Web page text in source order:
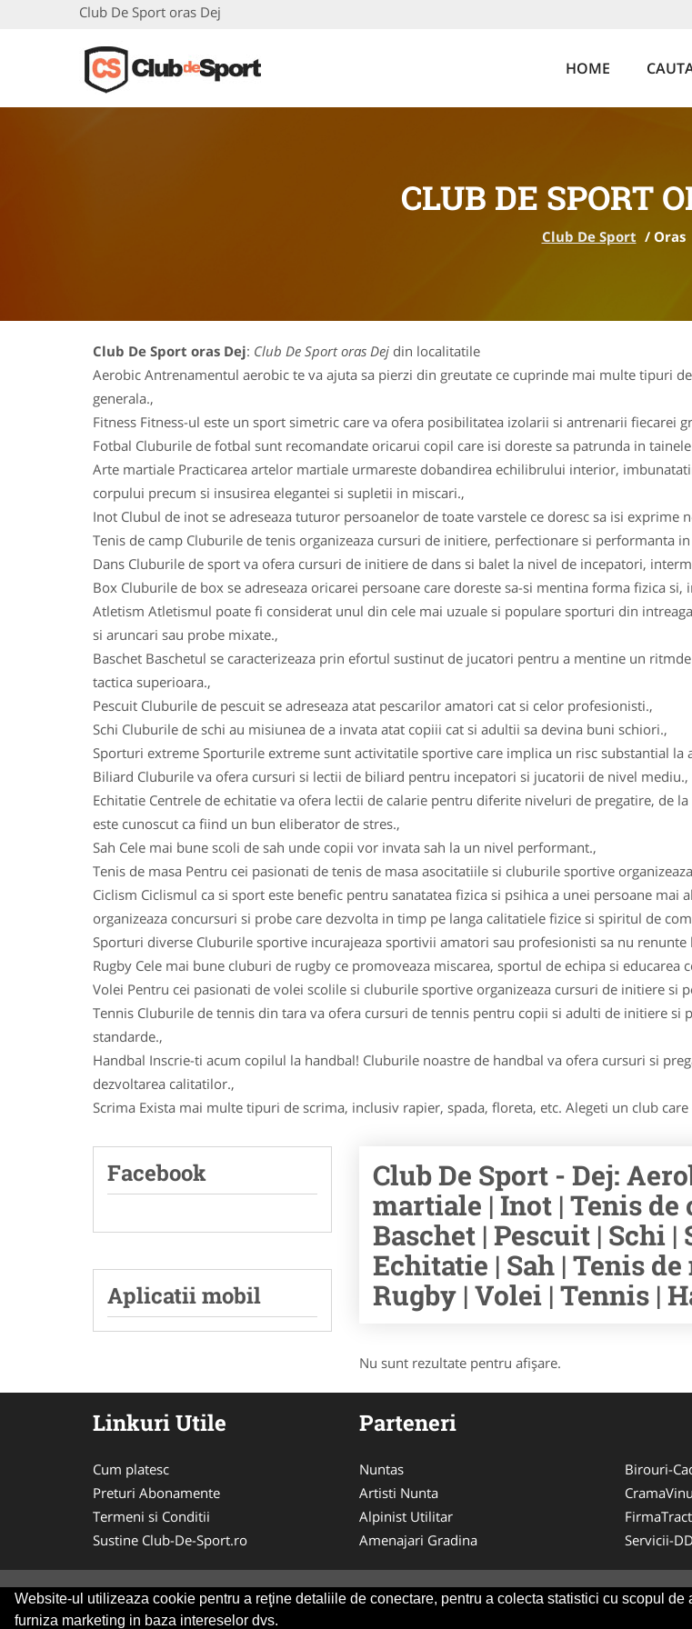
Website-ul utilizeaza cookie pentru a reţine detaliile de conectare, pentru a colecta statistici cu scopul
furniza marketing in baza intereselor dvs.
Club De Sport oras Dej
HOME
CLUB DE SPORT
Club De Sport / Oras
Club De Sport oras Dej: Club De Sport oras Dej din localitatile
Aerobic Antrenamentul aerobic te va ajuta sa pierzi din greutate ce cuprinde mai multe tipuri
generala.,
Fitness Fitness-ul este un sport simetric care va ofera posibilitatea izolarii si antrenarii fiecarei
Fotbal Cluburile de fotbal sunt recomandate oricarui copil care isi doreste sa patrunda in
Arte martiale Practicarea artelor martiale urmareste dobandirea echilibrului interior,
corpului precum si insusirea elegantei si supletii in miscari.,
Inot Clubul de inot se adreseaza tuturor persoanelor de toate varstele ce doresc sa isi exprime
Tenis de camp Cluburile de tenis organizeaza cursuri de initiere, perfectionare si performanta
Dans Cluburile de sport va ofera cursuri de initiere de dans si balet la nivel de incepatori,
Box Cluburile de box se adreseaza oricarei persoane care doreste sa-si mentina forma fizica si,
Atletism Atletismul poate fi considerat unul din cele mai uzuale si populare sporturi din
si aruncari sau probe mixate.,
Baschet Baschetul se caracterizeaza prin efortul sustinut de jucatori pentru a mentine un
tactica superioara.,
Pescuit Cluburile de pescuit se adreseaza atat pescarilor amatori cat si celor profesionisti.,
Schi Cluburile de schi au misiunea de a invata atat copiii cat si adultii sa devina buni schiori.,
Sporturi extreme Sporturile extreme sunt activitatile sportive care implica un risc substantial
Biliard Cluburile va ofera cursuri si lectii de biliard pentru incepatori si jucatorii de nivel mediu.,
Echitatie Centrele de echitatie va ofera lectii de calarie pentru diferite niveluri de pregatire, de
este cunoscut ca fiind un bun eliberator de stres.,
Sah Cele mai bune scoli de sah unde copii vor invata sah la un nivel performant.,
Tenis de masa Pentru cei pasionati de tenis de masa asocitatiile si cluburile sportive
Ciclism Ciclismul ca si sport este benefic pentru sanatatea fizica si psihica a unei persoane
organizeaza concursuri si probe care dezvolta in timp pe langa calitatiele fizice si spiritul de
Sporturi diverse Cluburile sportive incurajeaza sportivii amatori sau profesionisti sa nu
Rugby Cele mai bune cluburi de rugby ce promoveaza miscarea, sportul de echipa si
Volei Pentru cei pasionati de volei scolile si cluburile sportive organizeaza cursuri de initiere si
Tennis Cluburile de tennis din tara va ofera cursuri de tennis pentru copii si adulti de initiere
standarde.,
Handbal Inscrie-ti acum copilul la handbal! Cluburile noastre de handbal va ofera cursuri si
dezvoltarea calitatilor.,
Scrima Exista mai multe tipuri de scrima, inclusiv rapier, spada, floreta, etc. Alegeti un club
Facebook
Aplicatii mobil
Club De Sport - Dej:
martiale | Inot | Tenis de
Baschet | Pescuit | Schi
Echitatie | Sah | Tenis
Rugby | Volei | Tennis |
Nu sunt rezultate pentru afişare.
Linkuri Utile
Cum platesc
Preturi Abonamente
Termeni si Conditii
Sustine Club-De-Sport.ro
Parteneri
Nuntas
Artisti Nunta
Alpinist Utilitar
Amenajari Gradina
Birouri-
Servicii-
© 2014-2026ANPC SOL